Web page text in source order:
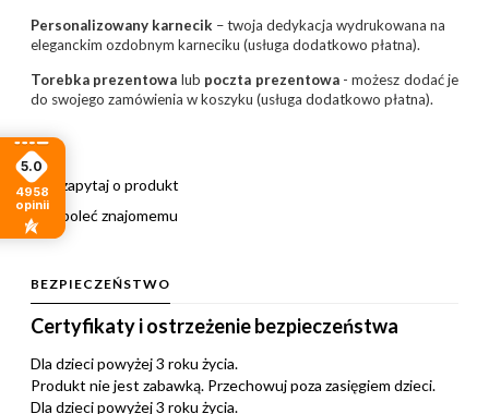
Personalizowany karnecik – twoja dedykacja wydrukowana na
eleganckim ozdobnym karneciku (usługa dodatkowo płatna).
Torebka prezentowa lub poczta prezentowa- możesz dodać je
do swojego zamówienia w koszyku (usługa dodatkowo płatna).
zapytaj o produkt
poleć znajomemu
BEZPIECZEŃSTWO
Certyfikaty i ostrzeżenie bezpieczeństwa
Dla dzieci powyżej 3 roku życia.
Produkt nie jest zabawką. Przechowuj poza zasięgiem dzieci.
Dla dzieci powyżej 3 roku życia.
5.0
4958
opinii